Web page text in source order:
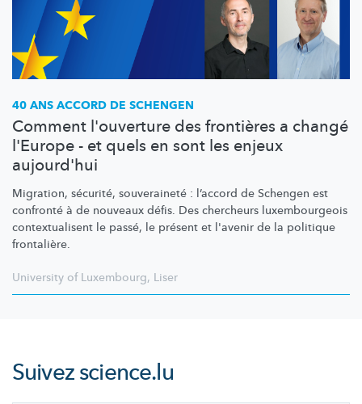
40 ANS ACCORD DE SCHENGEN
Comment l'ouverture des frontières a changé
l'Europe - et quels en sont les enjeux
aujourd'hui
Migration, sécurité, souveraineté : l’accord de Schengen est
confronté à de nouveaux défis. Des chercheurs luxembourgeois
contextualisent le passé, le présent et l'avenir de la politique
frontalière.
University of Luxembourg, Liser
Suivezscience.lu